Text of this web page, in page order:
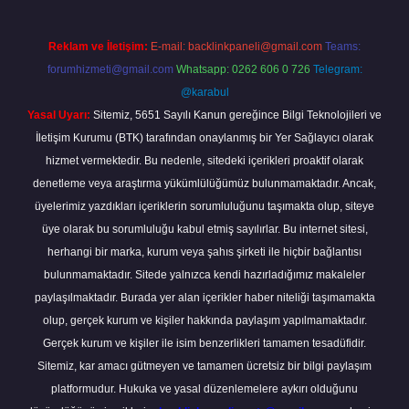
Reklam ve İletişim: E-mail: backlinkpaneli@gmail.com Teams:
forumhizmeti@gmail.com Whatsapp: 0262 606 0 726 Telegram:
@karabul
Yasal Uyarı: Sitemiz, 5651 Sayılı Kanun gereğince Bilgi Teknolojileri ve
İletişim Kurumu (BTK) tarafından onaylanmış bir Yer Sağlayıcı olarak
hizmet vermektedir. Bu nedenle, sitedeki içerikleri proaktif olarak
denetleme veya araştırma yükümlülüğümüz bulunmamaktadır. Ancak,
üyelerimiz yazdıkları içeriklerin sorumluluğunu taşımakta olup, siteye
üye olarak bu sorumluluğu kabul etmiş sayılırlar. Bu internet sitesi,
herhangi bir marka, kurum veya şahıs şirketi ile hiçbir bağlantısı
bulunmamaktadır. Sitede yalnızca kendi hazırladığımız makaleler
paylaşılmaktadır. Burada yer alan içerikler haber niteliği taşımamakta
olup, gerçek kurum ve kişiler hakkında paylaşım yapılmamaktadır.
Gerçek kurum ve kişiler ile isim benzerlikleri tamamen tesadüfidir.
Sitemiz, kar amacı gütmeyen ve tamamen ücretsiz bir bilgi paylaşım
platformudur. Hukuka ve yasal düzenlemelere aykırı olduğunu